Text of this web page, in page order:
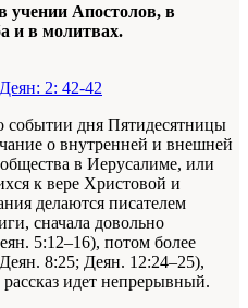
учении Апостолов, в
и в молитвах.
Деян: 2: 42-42
событии дня Пятидесятницы
о внутренней и внешней
в Иерусалиме, или
к вере Христовой и
делаются писателем
сначала довольно
5:12–16), потом более
8:25; Деян. 12:24–25),
идет непрерывный.